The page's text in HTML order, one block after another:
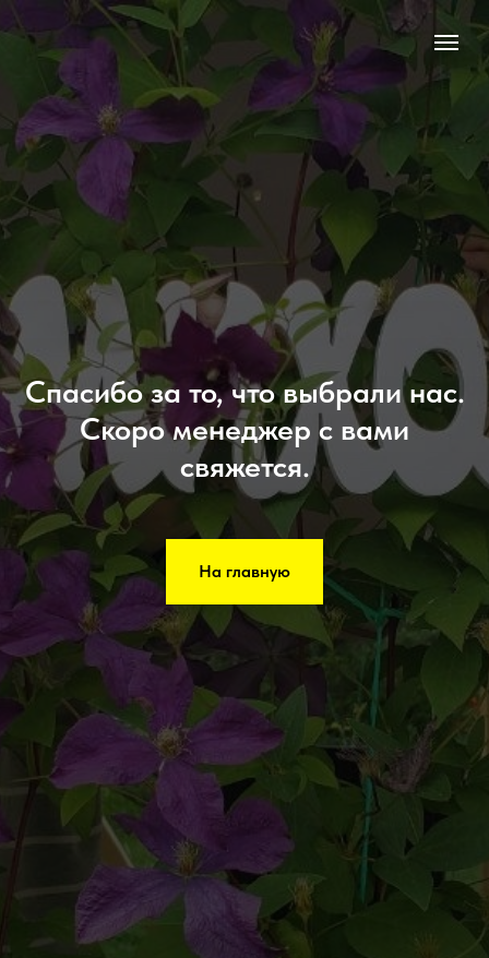
Спасибо за то, что выбрали нас.
Скоро менеджер с вами
свяжется.
На главную